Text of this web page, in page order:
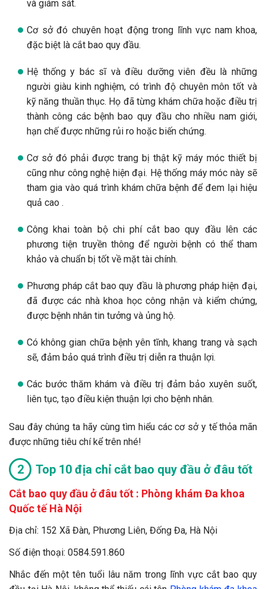
và giám sát.
Cơ sở đó chuyên hoạt động trong lĩnh vực nam khoa,
đặc biệt là cắt bao quy đầu.
Hệ thống y bác sĩ và điều dưỡng viên đều là những
người giàu kinh nghiệm, có trình độ chuyên môn tốt và
kỹ năng thuần thục. Họ đã từng khám chữa hoặc điều trị
thành công các bệnh bao quy đầu cho nhiều nam giới,
hạn chế được những rủi ro hoặc biến chứng.
Cơ sở đó phải được trang bị thật kỹ máy móc thiết bị
cũng như công nghệ hiện đại. Hệ thống máy móc này sẽ
tham gia vào quá trình khám chữa bệnh để đem lại hiệu
quả cao .
Công khai toàn bộ chi phí cắt bao quy đầu lên các
phương tiện truyền thông để người bệnh có thể tham
khảo và chuẩn bị tốt về mặt tài chính.
Phương pháp cắt bao quy đầu là phương pháp hiện đại,
đã được các nhà khoa học công nhận và kiểm chứng,
được bệnh nhân tin tưởng và ủng hộ.
Có không gian chữa bệnh yên tĩnh, khang trang và sạch
sẽ, đảm bảo quá trình điều trị diễn ra thuận lợi.
Các bước thăm khám và điều trị đảm bảo xuyên suốt,
liên tục, tạo điều kiện thuận lợi cho bệnh nhân.
Sau đây chúng ta hãy cùng tìm hiểu các cơ sở y tế thỏa mãn
được những tiêu chí kể trên nhé!
Top 10 địa chỉ cắt bao quy đầu ở đâu tốt
Cắt bao quy đầu ở đâu tốt : Phòng khám Đa khoa
Quốc tế Hà Nội
Địa chỉ: 152 Xã Đàn, Phương Liên, Đống Đa, Hà Nội
Số điện thoại: 0584.591.860
Nhắc đến một tên tuổi lâu năm trong lĩnh vực cắt bao quy